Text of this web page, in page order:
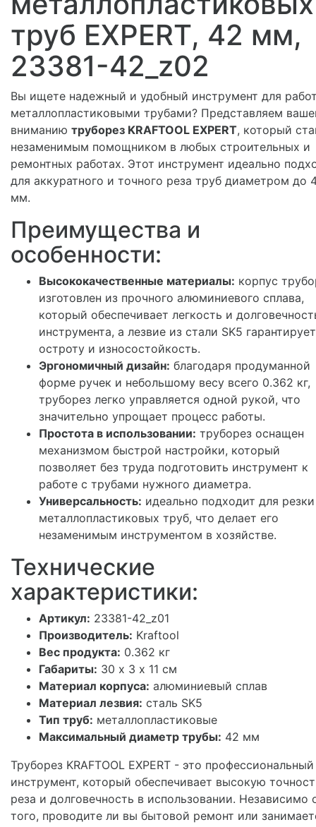
труб EXPERT, 42 мм,
23381-42_z02
Вы ищете надежный и удобный инструмент для
металлопластиковыми трубами? Представляем
вниманию труборез KRAFTOOL EXPERT, который
незаменимым помощником в любых строительных и
ремонтных работах. Этот инструмент идеально
для аккуратного и точного реза труб диаметром до
мм.
Преимущества и
особенности:
Высококачественные материалы: корпус
изготовлен из прочного алюминиевого сплава,
который обеспечивает легкость и
инструмента, а лезвие из стали SK5 гарантирует
остроту и износостойкость.
Эргономичный дизайн: благодаря продуманной
форме ручек и небольшому весу всего 0.362 кг,
труборез легко управляется одной рукой, что
значительно упрощает процесс работы.
Простота в использовании: труборез оснащен
механизмом быстрой настройки, который
позволяет без труда подготовить инструмент к
работе с трубами нужного диаметра.
Универсальность: идеально подходит для резки
металлопластиковых труб, что делает его
незаменимым инструментом в хозяйстве.
Технические
характеристики:
Артикул: 23381-42_z01
Производитель: Kraftool
Вес продукта: 0.362 кг
Габариты: 30 х 3 х 11 см
Материал корпуса: алюминиевый сплав
Материал лезвия: сталь SK5
Тип труб: металлопластиковые
Максимальный диаметр трубы: 42 мм
Труборез KRAFTOOL EXPERT - это профессиональный
инструмент, который обеспечивает высокую
реза и долговечность в использовании. Независимо
того, проводите ли вы бытовой ремонт или